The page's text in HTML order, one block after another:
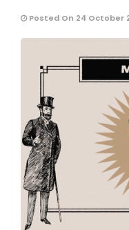
Posted On 24 October